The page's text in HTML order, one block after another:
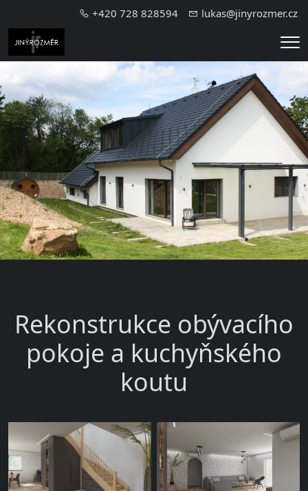
+420 728 828594 lukas@jinyrozmer.cz
Rekonstrukce obývacího
pokoje a kuchyňského
koutu